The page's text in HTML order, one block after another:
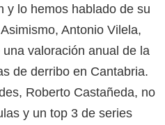
y lo hemos hablado de su
Antonio Vilela,
valoración anual de la
de derribo en Cantabria.
Roberto Castañeda, no
y un top 3 de series